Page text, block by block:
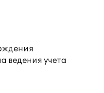
ведения учета